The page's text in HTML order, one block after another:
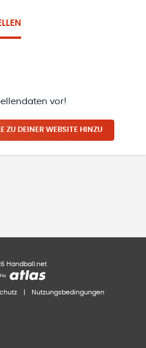
vor!
ZU DEINER WEBSITE HINZU
Handball.net
Nutzungsbedingungen